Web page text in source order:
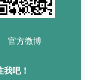
官方微博
吧！